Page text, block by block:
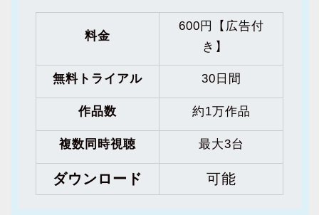
料金
600円【広告付
き】
無料トライアル 30日間
作品数 約1万作品
複数同時視聴 最大3台
ダウンロード 可能